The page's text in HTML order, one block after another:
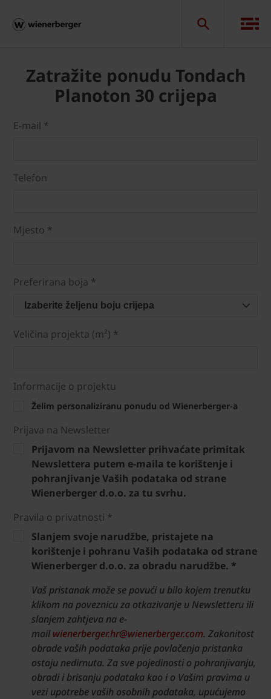
Zatražite ponudu Tondach
Planoton 30 crijepa
E-mail *
Telefon
Mjesto *
Preferirana boja *
Izaberite željenu boju crijepa
Veličina projekta (m²) *
Informacije o projektu
Želim personaliziranu ponudu od Wienerberger-a
Prijava na Newsletter
Prijavom na Newsletter prihvaćate primitak
Newslettera putem e-maila te korištenje i
pohranjivanje Vaših podataka od strane
Wienerberger d.o.o. za tu svrhu.
Pravila o privatnosti *
Slanjem svoje narudžbe, pristajete na
korištenje i pohranu Vaših podataka od strane
Wienerberger d.o.o. za obradu narudžbe. *
Vaš pristanak može se povući u bilo kojem trenutku
klikom na poveznicu za otkazivanje u Newsletteru ili
slanjem zahtjeva na e-
mailwienerberger.hr@wienerberger.com. Zakonitost
obrade vaših podataka prije povlačenja pristanka
ostaju nedirnuta. Za sve pojedinosti o pohranjivanju,
obradi i brisanju podataka kao i o Vašim pravima u
vezi upotrebe vaših osobnih podataka, upućujemo